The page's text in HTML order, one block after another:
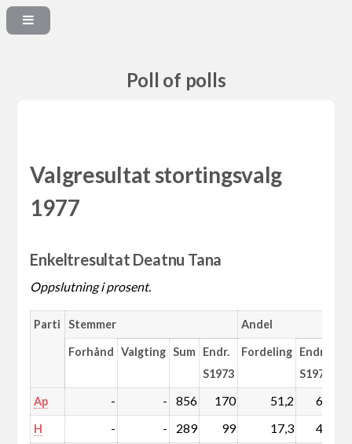
Poll of polls
Valgresultat stortingsvalg
1977
Enkeltresultat Deatnu Tana
Oppslutning i prosent.
Parti Stemmer Andel
Forhånd Valgting Sum Endr.
S1973
Fordeling Endr.
S1973
Ap - - 856 170 51,2 6,5
H - - 289 99 17,3 4,9